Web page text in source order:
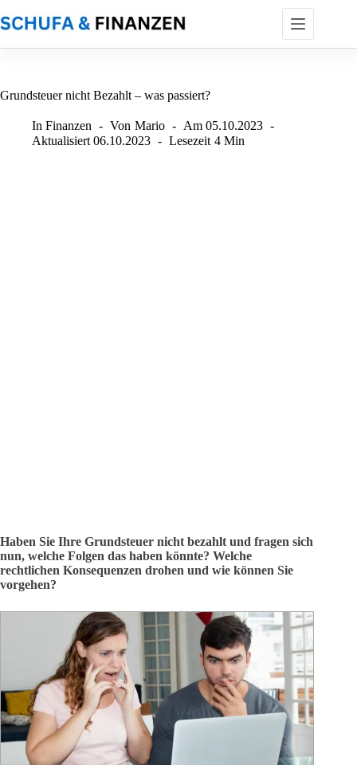
Inhalt
springen
Grundsteuer nicht Bezahlt – was passiert?
In Finanzen Von Mario Am 05.10.2023
Aktualisiert 06.10.2023 Lesezeit 4 Min
Haben Sie Ihre Grundsteuer nicht bezahlt und fragen sich
nun, welche Folgen das haben könnte? Welche
rechtlichen Konsequenzen drohen und wie können Sie
vorgehen?